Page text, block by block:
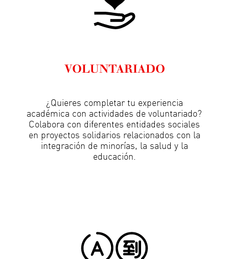
VOLUNTARIADO
¿Quieres completar tu experiencia
académica con actividades de voluntariado?
Colabora con diferentes entidades sociales
en proyectos solidarios relacionados con la
integración de minorías, la salud y la
educación.